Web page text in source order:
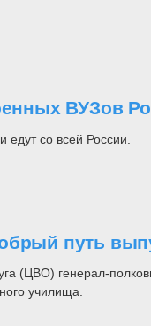
ВУЗов
едут со всей России.
путь
(ЦВО) генерал-
училища.